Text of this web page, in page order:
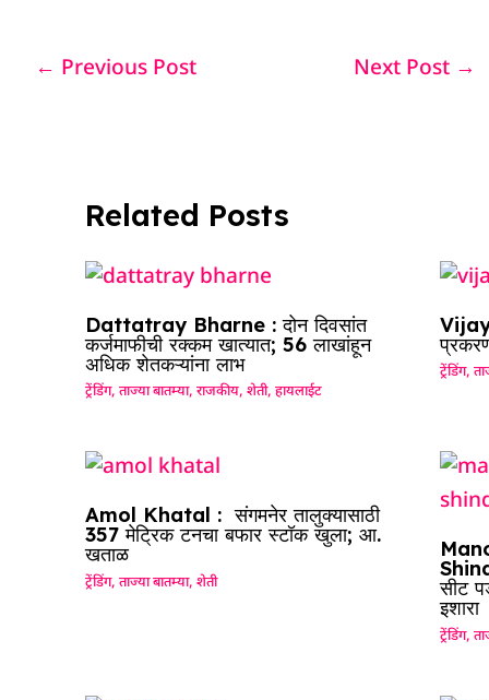
e
k
s e e
← Previous Post Next Post →
Related Posts
Dattatray Bharne : दोन दिवसांत
कर्जमाफीची रक्कम खात्यात; 56 लाखांहून
अधिक शेतकऱ्यांना लाभ
ट्रेंडिंग,ताज्या बातम्या,राजकीय,शेती,हायलाईट
ट्रेंडिंग,
Amol Khatal : संगमनेर तालुक्यासाठी
357 मेट्रिक टनचा बफार स्टॉक खुला; आ.
खताळ
ट्रेंडिंग,ताज्या बातम्या,शेती सीट
इशारा
ट्रेंडिंग,